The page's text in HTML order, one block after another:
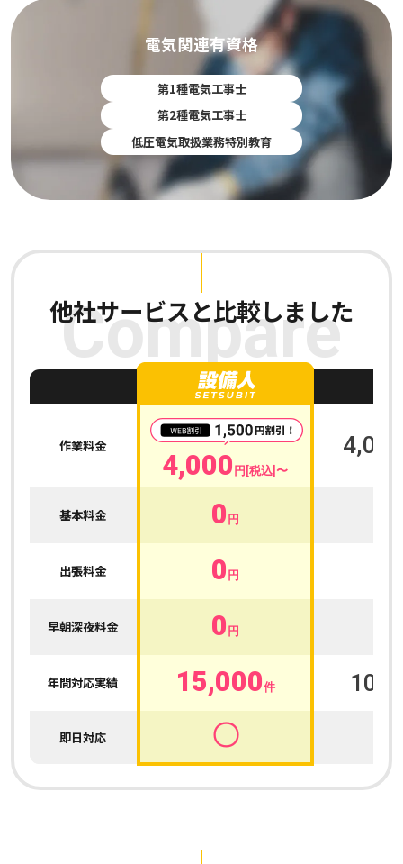
電気関連有資格
第1種電気工事士
第2種電気工事士
低圧電気取扱業務特別教育
Compare
他社サービスと比較しました
作業料金
4,000 円[税込]〜
4,000
基本料金 0 円
出張料金 0 円
早朝深夜料金 0 円
年間対応実績 15,000件
即日対応 〇